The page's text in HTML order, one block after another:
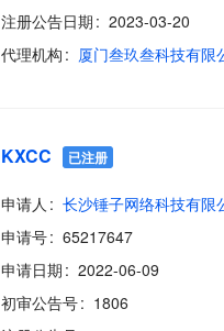
注册公告日期
2023-03-20
代理机构
厦门叁玖叁科技有限
KXCC 已注册
申请人
长沙锤子网络科技有限
申请号
65217647
申请日期
2022-06-09
初审公告号
1806